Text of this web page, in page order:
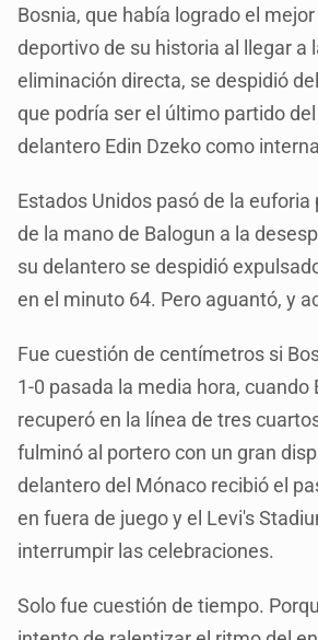
Bosnia, que había logrado el
deportivo de su historia al llegar a
eliminación directa, se despidió
que podría ser el último partido
delantero Edin Dzeko como
Estados Unidos pasó de la
de la mano de Balogun a la
su delantero se despidió
en el minuto 64. Pero aguantó, y
Fue cuestión de centímetros si
1-0 pasada la media hora, cuando
recuperó en la línea de tres
fulminó al portero con un gran
delantero del Mónaco recibió el
en fuera de juego y el Levi's
interrumpir las celebraciones.
Solo fue cuestión de tiempo.